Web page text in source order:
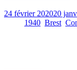
24 février 202020
1940 Brest